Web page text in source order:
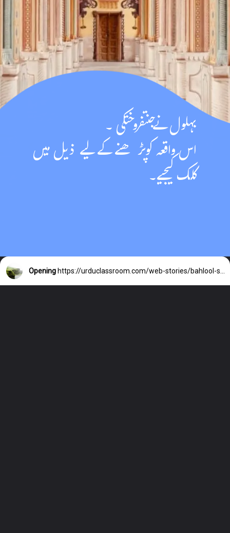
بہلول نےجنتفروختکی ۔
اس واقعہ کوپڑھنے کے لیے ذیل میں
کلک کیجیے۔
Opening https://urduclassroom.com/web-stories/bahlool-sells-paradise/